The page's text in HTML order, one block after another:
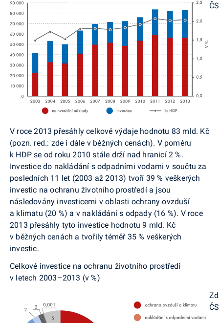
V roce 2013 přesáhly celkové výdaje hodnotu 83 mld. Kč
(pozn. red.: zde i dále v běžných cenách). V poměru
k HDP se od roku 2010 stále drží nad hranicí 2 %.
Investice do nakládání s odpadními vodami v součtu za
posledních 11 let (2003 až 2013) tvoří 39 % veškerých
investic na ochranu životního prostředí a jsou
následovány investicemi v oblasti ochrany ovzduší
a klimatu (20 %) a v nakládání s odpady (16 %). V roce
2013 přesáhly tyto investice hodnotu 9 mld. Kč
v běžných cenách a tvořily téměř 35 % veškerých
investic.
Celkové investice na ochranu životního prostředí
v letech 2003–2013 (v %)